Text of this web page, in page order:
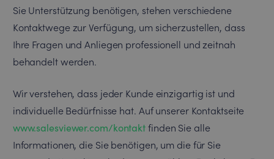
Sie Unterstützung benötigen, stehen verschiedene
Kontaktwege zur Verfügung, um sicherzustellen, dass
Ihre Fragen und Anliegen professionell und zeitnah
behandelt werden.
Wir verstehen, dass jeder Kunde einzigartig ist und
individuelle Bedürfnisse hat. Auf unserer Kontaktseite
www.salesviewer.com/kontaktfinden Sie alle
Informationen, die Sie benötigen, um die für Sie